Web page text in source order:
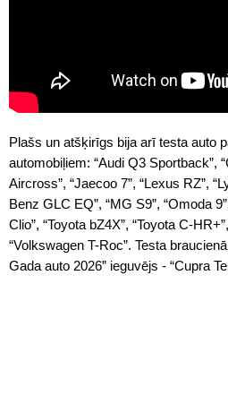
Plašs un atšķirīgs bija arī testa auto
automobiļiem: “Audi Q3 Sportback”,
Aircross”, “Jaecoo 7”, “Lexus RZ”,
Benz GLC EQ”, “MG S9”, “Omoda
Clio”, “Toyota bZ4X”, “Toyota C-
“Volkswagen T-Roc”. Testa
Gada auto 2026” ieguvējs - “Cupra